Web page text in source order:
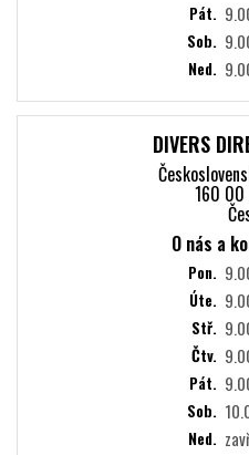
Pát.
Sob.
Ned.
DIVERS
160 00
O nás a
Pon.
Úte.
Stř.
Čtv.
Pát.
Sob.
Ned.